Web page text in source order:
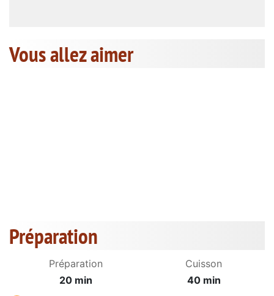
Vous allez aimer
Préparation
Préparation
20 min
Cuisson
40 min